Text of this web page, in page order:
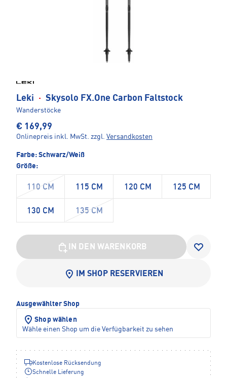
Leki · Skysolo FX.One Carbon Faltstock
Wanderstöcke
€ 169,99
Onlinepreis inkl. MwSt. zzgl. Versandkosten
Farbe: Schwarz/Weiß
Größe:
110 CM 115 CM 120 CM 125 CM
130 CM 135 CM
IN DEN WARENKORB
IM SHOP RESERVIEREN
Ausgewählter Shop
Shop wählen
Wähle einen Shop um die Verfügbarkeit zu sehen
Kostenlose Rücksendung
Schnelle Lieferung